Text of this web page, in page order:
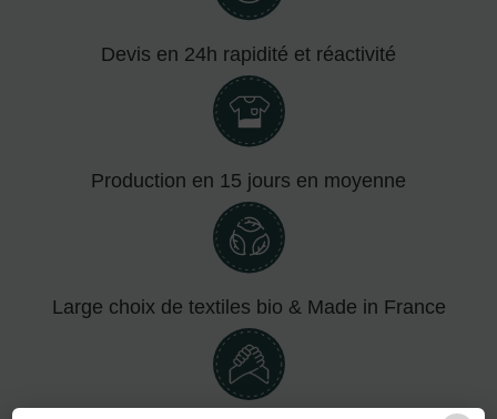
Devis en 24h rapidité et réactivité
Production en 15 jours en moyenne
Large choix de textiles bio & Made in France